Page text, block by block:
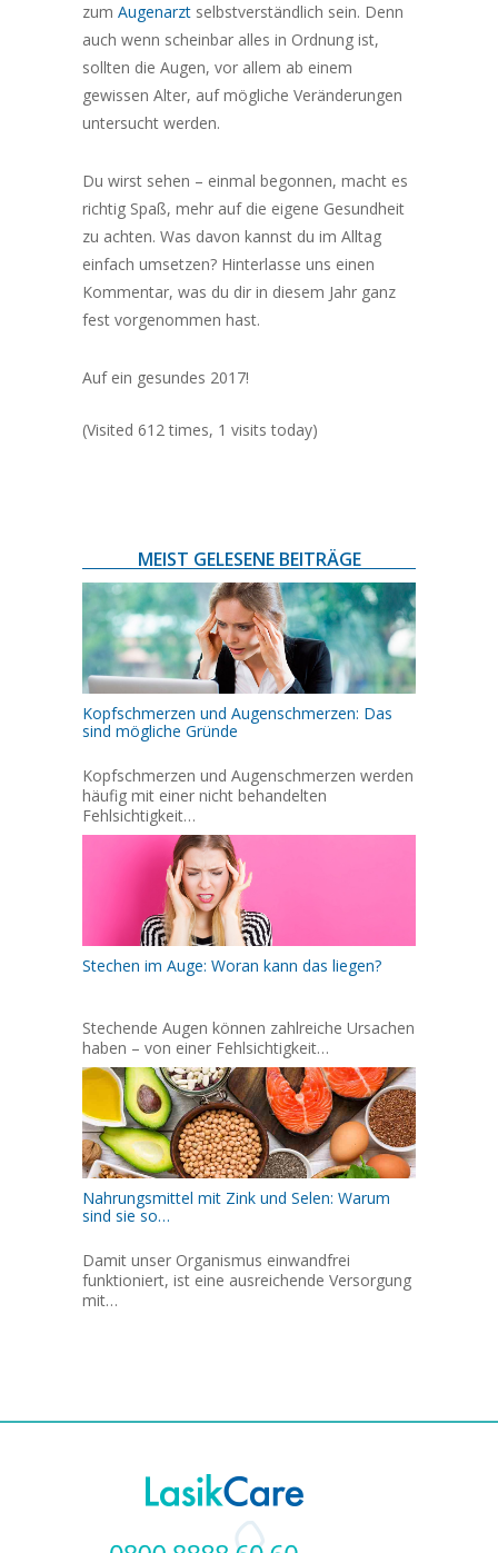
zum Augenarzt selbstverständlich sein. Denn
auch wenn scheinbar alles in Ordnung ist,
sollten die Augen, vor allem ab einem
gewissen Alter, auf mögliche Veränderungen
untersucht werden.
Du wirst sehen – einmal begonnen, macht es
richtig Spaß, mehr auf die eigene Gesundheit
zu achten. Was davon kannst du im Alltag
einfach umsetzen? Hinterlasse uns einen
Kommentar, was du dir in diesem Jahr ganz
fest vorgenommen hast.
Auf ein gesundes 2017!
(Visited 612 times, 1 visits today)
MEIST GELESENE BEITRÄGE
Kopfschmerzen und Augenschmerzen: Das
sind mögliche Gründe
Kopfschmerzen und Augenschmerzen werden
häufig mit einer nicht behandelten
Fehlsichtigkeit…
Stechen im Auge: Woran kann das liegen?
Stechende Augen können zahlreiche Ursachen
haben – von einer Fehlsichtigkeit…
Nahrungsmittel mit Zink und Selen: Warum
sind sie so…
Damit unser Organismus einwandfrei
funktioniert, ist eine ausreichende Versorgung
mit…